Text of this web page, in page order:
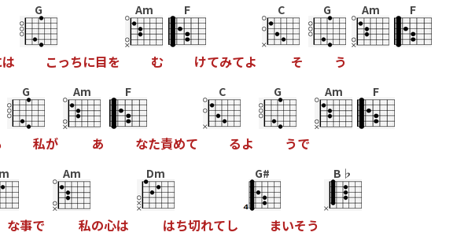
は
G
こっちに目を
Am
む
F
けてみてよ
C
そ
G
う
Am F
G
私が
Am
あ
F
なた責めて
C
るよ
G
うで
Am F
な事で
Am
私の心は
Dm
はち切れてし
G#
まいそう
B♭